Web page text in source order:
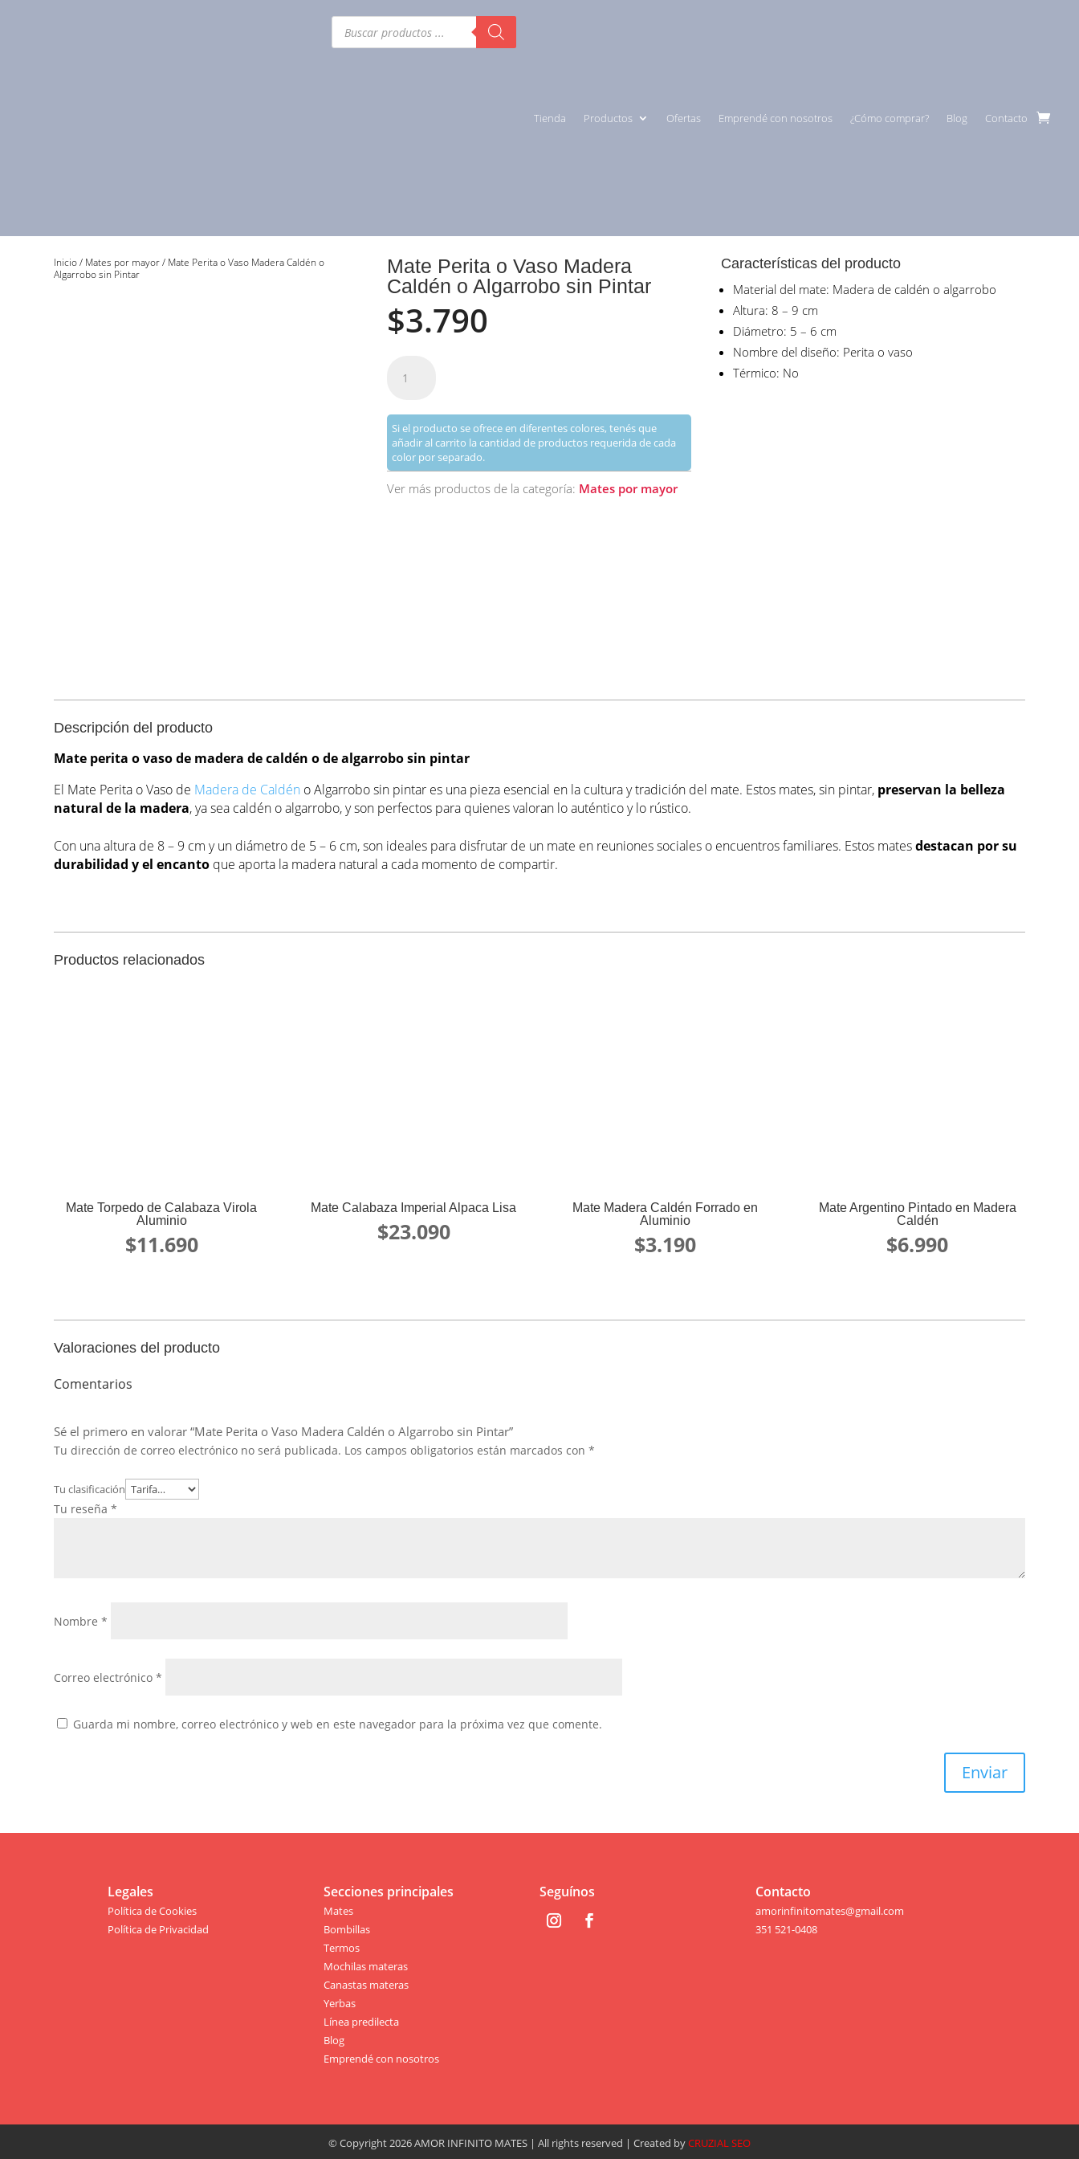
Búsqueda
productos
Tienda Productos Ofertas Emprendé con nosotros ¿Cómo comprar? Blog Contacto
Inicio/ Mates por mayor/ Mate Perita o Vaso Madera Caldén o
Algarrobo sin Pintar
Mate Perita o Vaso Madera
Caldén o Algarrobo sin Pintar
$3.790
Perita
Vaso
Madera
Caldén
o
Algarrobo
Si el producto se ofrece en diferentes colores, tenés que
añadir al carrito la cantidad de productos requerida de cada
color por separado.
Ver más productos de la categoría: Mates por mayor
Características del producto
Material del mate: Madera de caldén o algarrobo
Altura: 8 – 9 cm
Diámetro: 5 – 6 cm
Nombre del diseño: Perita o vaso
Térmico: No
Descripción del producto
Mate perita o vaso de madera de caldén o de algarrobo sin pintar
El Mate Perita o Vaso de Madera de Caldén o Algarrobo sin pintar es una pieza esencial en la cultura y tradición del mate. Estos mates, sin pintar, preservan la belleza
natural de la madera, ya sea caldén o algarrobo, y son perfectos para quienes valoran lo auténtico y lo rústico.
Con una altura de 8 – 9 cm y un diámetro de 5 – 6 cm, son ideales para disfrutar de un mate en reuniones sociales o encuentros familiares. Estos matesdestacan por su
durabilidad y el encanto que aporta la madera natural a cada momento de compartir.
Productos relacionados
Mate Torpedo de Calabaza Virola
Aluminio
$11.690
Mate Calabaza Imperial Alpaca Lisa
$23.090
Mate Madera Caldén Forrado en
Aluminio
$3.190
Mate Argentino Pintado en Madera
Caldén
$6.990
Valoraciones del producto
Comentarios
Sé el primero en valorar “Mate Perita o Vaso Madera Caldén o Algarrobo sin Pintar”
Tu dirección de correo electrónico no será publicada. Los campos obligatorios están marcados con*
Tu clasificación
Tu reseña*
Nombre*
Correo electrónico*
Guarda mi nombre, correo electrónico y web en este navegador para la próxima vez que comente.
Enviar
Legales
Política de Cookies
Política de Privacidad
Secciones principales
Mates
Bombillas
Termos
Mochilas materas
Canastas materas
Yerbas
Línea predilecta
Blog
Emprendé con nosotros
Seguínos Contacto
amorinfinitomates@gmail.com
351 521-0408
© Copyright 2026 AMOR INFINITO MATES | All rights reserved | Created byCRUZIAL SEO